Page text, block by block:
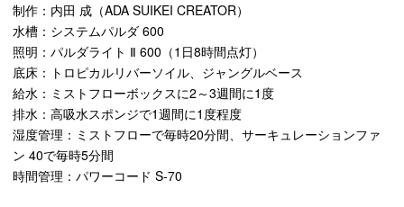
制作：内田 成（ADA SUIKEI CREATOR）
水槽：システムパルダ 600
照明：パルダライト Ⅱ 600（1日8時間点灯）
底床：トロピカルリバーソイル、ジャングルベース
給水：ミストフローボックスに2～3週間に1度
排水：高吸水スポンジで1週間に1度程度
湿度管理：ミストフローで毎時20分間、サーキュレーションファ
ン 40で毎時5分間
時間管理：パワーコード S-70